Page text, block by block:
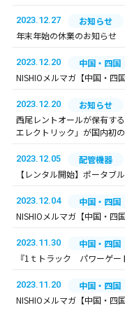
2023.12.27
お知らせ
年末年始の休業のお知らせ
2023.12.20
中国・四国
NISHIOメルマガ【中国・四
2023.12.20
お知らせ
西尾レントオールが保有す
エレクトリック」が国内初
2023.12.05
配管機器
【レンタル開始】ポータブ
2023.12.04
中国・四国
NISHIOメルマガ【中国・四
2023.11.30
中国・四国
『1ｔトラック パワーゲー
2023.11.20
中国・四国
NISHIOメルマガ【中国・四